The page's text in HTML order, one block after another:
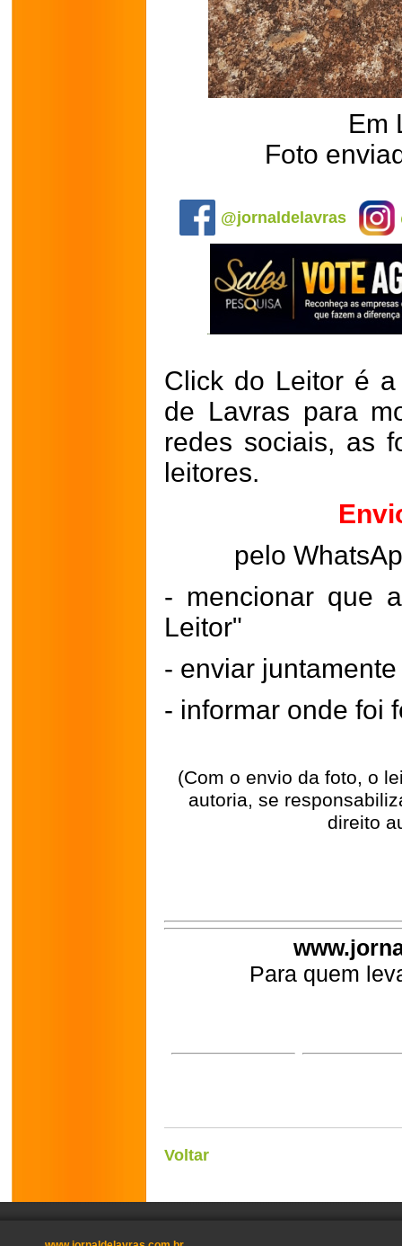
Em
Foto
@jornaldelavras
Click do Leitor é
de Lavras para
redes sociais, as
leitores.
pelo
- mencionar que
Leitor"
- enviar
- informar onde foi
(Com o envio da foto, o
autoria, se
direito
Para quem
Voltar